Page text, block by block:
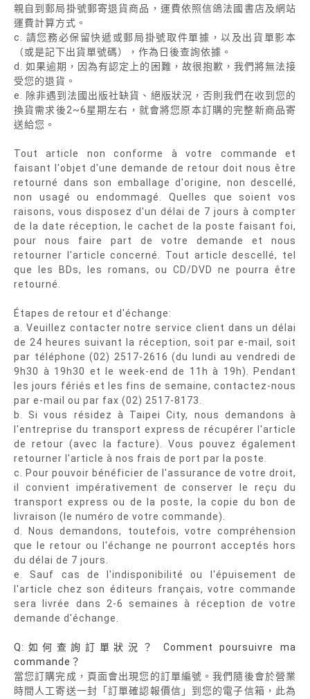
親自到郵局掛號郵寄退貨商品，運費依照信鴿法國書店及網站
運費計算方式。
c. 請您務必保留快遞或郵局掛號取件單據，以及出貨單影本
（或是記下出貨單號碼），作為日後查詢依據。
d. 如果逾期，因為有認定上的困難，故很抱歉，我們將無法接
受您的退貨。
e. 除非遇到法國出版社缺貨、絕版狀況，否則我們在收到您的
換貨需求後2~6星期左右，就會將您原本訂購的完整新商品寄
送給您。
Tout article non conforme à votre commande et
faisant l'objet d'une demande de retour doit nous être
retourné dans son emballage d'origine, non descellé,
non usagé ou endommagé. Quelles que soient vos
raisons, vous disposez d'un délai de 7 jours à compter
de la date réception, le cachet de la poste faisant foi,
pour nous faire part de votre demande et nous
retourner l'article concerné. Tout article descellé, tel
que les BDs, les romans, ou CD/DVD ne pourra être
retourné.
Étapes de retour et d'échange:
a. Veuillez contacter notre service client dans un délai
de 24 heures suivant la réception, soit par e-mail, soit
par téléphone (02) 2517-2616 (du lundi au vendredi de
9h30 à 19h30 et le week-end de 11h à 19h). Pendant
les jours fériés et les fins de semaine, contactez-nous
par e-mail ou par fax (02) 2517-8173.
b. Si vous résidez à Taipei City, nous demandons à
l'entreprise du transport express de récupérer l'article
de retour (avec la facture). Vous pouvez également
retourner l'article à nos frais de port par la poste.
c. Pour pouvoir bénéficier de l'assurance de votre droit,
il convient impérativement de conserver le reçu du
transport express ou de la poste, la copie du bon de
livraison (le numéro de votre commande).
d. Nous demandons, toutefois, votre compréhension
que le retour ou l'échange ne pourront acceptés hors
du délai de 7 jours.
e. Sauf cas de l'indisponibilité ou l'épuisement de
l'article chez son éditeurs français, votre commande
sera livrée dans 2-6 semaines à réception de votre
demande d'échange.
Q:如何查詢訂單狀況？ Comment poursuivre ma
commande？
當您訂購完成，頁面會出現您的訂單編號。我們隨後會於營業
時間人工寄送一封「訂單確認報價信」到您的電子信箱，此為